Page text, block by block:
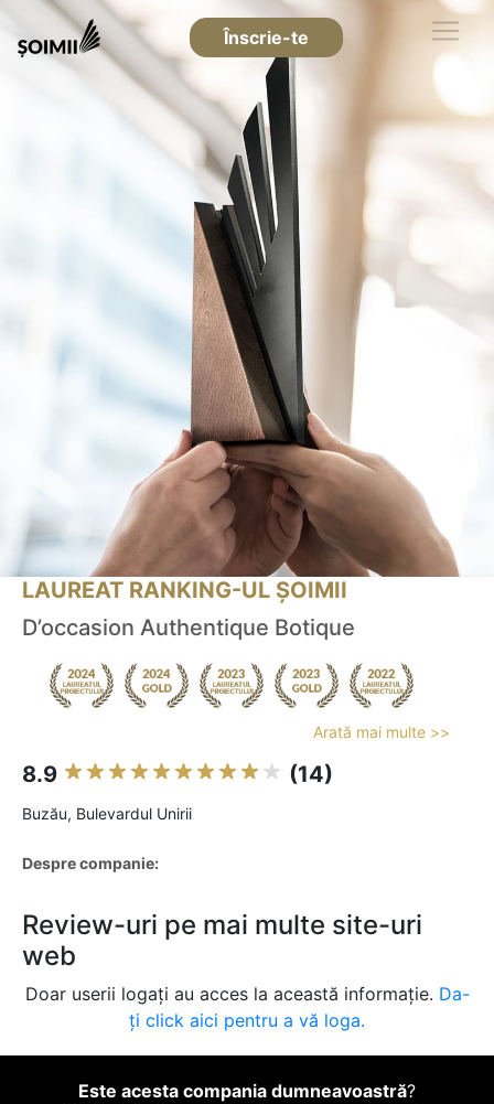
Înscrie-te
LAUREAT RANKING-UL ȘOIMII
D’occasion Authentique Botique
Arată mai multe >>
8.9 (14)
Buzău, Bulevardul Unirii
Despre companie:
Review-uri pe mai multe site-uri
web
Doar userii logați au acces la această informație. Da-
ți click aici pentru a vă loga.
Este acesta compania dumneavoastră?